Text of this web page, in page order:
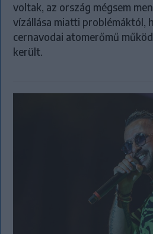
voltak, az ország mégsem
vízállása miatti problémáktól,
cernavodai atomerőmű
került.